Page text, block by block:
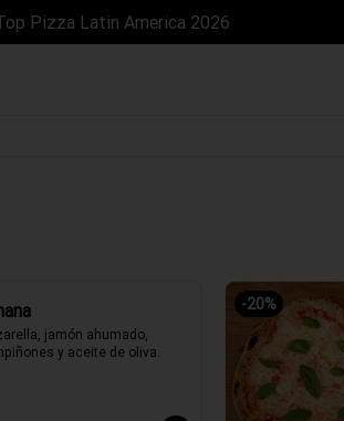
Pizza Latin America 2026
jamón ahumado,
y aceite de oliva.
-20%